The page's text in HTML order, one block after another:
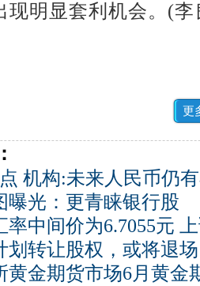
现明显套利机会。(李
更
机构:未来人民币仍
曝光：更青睐银行股
率中间价为6.7055元
划转让股权，或将退场
黄金期货市场6月黄金